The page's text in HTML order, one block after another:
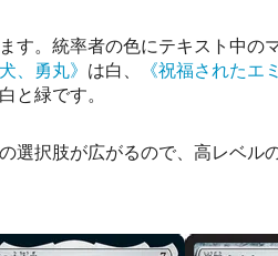
す。統率者の色にテキスト中の
、勇丸》 は白、 《祝福されたエ
と緑です。
選択肢が広がるので、高レベル